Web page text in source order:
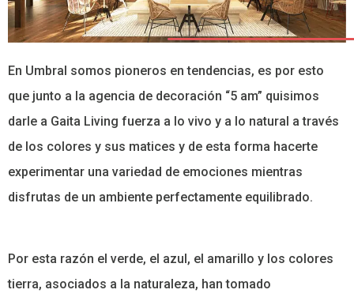
En Umbral somos pioneros en tendencias, es por esto
que junto a la agencia de decoración “5 am” quisimos
darle a Gaita Living fuerza a lo vivo y a lo natural a través
de los colores y sus matices y de esta forma hacerte
experimentar una variedad de emociones mientras
disfrutas de un ambiente perfectamente equilibrado.
Por esta razón el verde, el azul, el amarillo y los colores
tierra, asociados a la naturaleza, han tomado